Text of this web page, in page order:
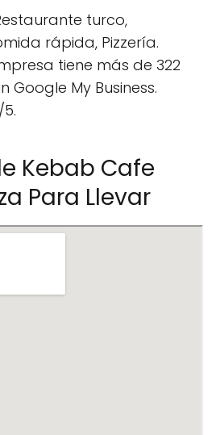
turco,
rápida, Pizzería.
tiene más de 322
Google My Business.
Kebab Cafe
Para Llevar